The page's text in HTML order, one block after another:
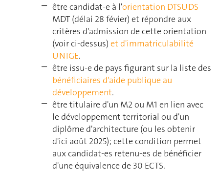
être candidat-e à l'orientation DTSUDS
MDT (délai 28 févier) et répondre aux
critères d'admission de cette orientation
(voir ci-dessus) et d'immatriculabilité
UNIGE.
être issu-e de pays figurant sur la liste des
bénéficiaires d'aide publique au
développement.
être titulaire d'un M2 ou M1 en lien avec
le développement territorial ou d'un
diplôme d'architecture (ou les obtenir
d'ici août 2025); cette condition permet
aux candidat-es retenu-es de bénéficier
d'une équivalence de 30 ECTS.